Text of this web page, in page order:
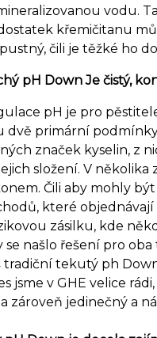
vodu.
křemičitanu
čili je těžké ho
pH Down Je čistý,
pH je pro
dvě primární
značek kyselin, z
složení. V
Čili aby mohly
které
zásilku, kde
se našlo řešení pro
tradiční tekutý ph
jsme v GHE velice
zároveň jedinečný a